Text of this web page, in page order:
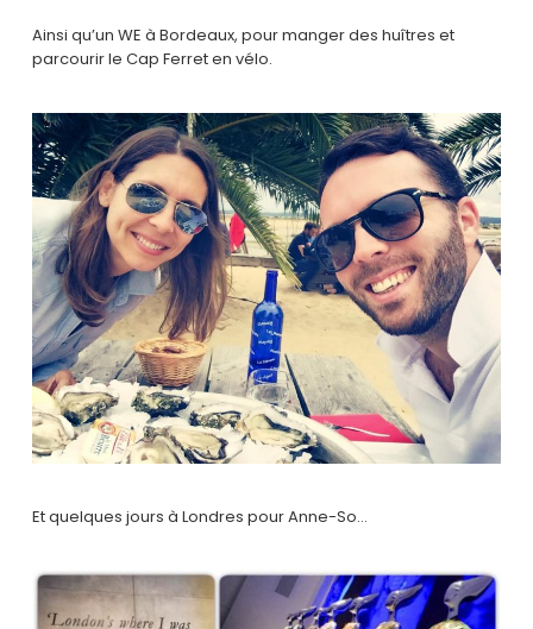
Ainsi qu’un WE à Bordeaux, pour manger des huîtres et
parcourir le Cap Ferret en vélo.
Et quelques jours à Londres pour Anne-So…